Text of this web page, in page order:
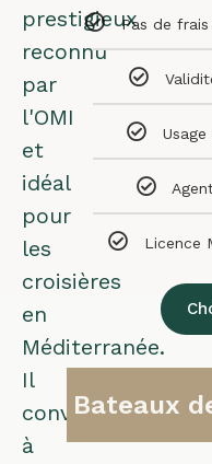
prestigieux
reconnu
par
l'OMI
et
idéal
pour
les
croisières
en
Méditerranée.
Il
convient
à
Pas de
Licence
Bateaux